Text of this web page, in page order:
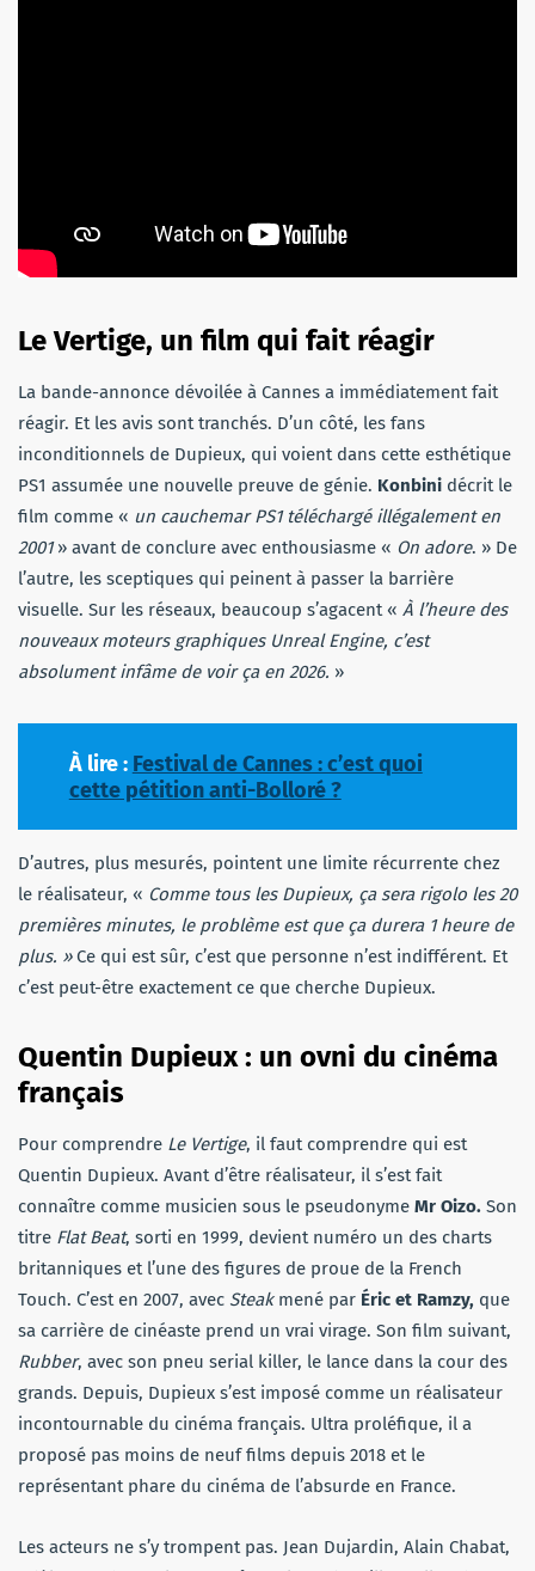
Le Vertige, un film qui fait réagir
La bande-annonce dévoilée à Cannes a immédiatement fait
réagir. Et les avis sont tranchés. D’un côté, les fans
inconditionnels de Dupieux, qui voient dans cette esthétique
PS1 assumée une nouvelle preuve de génie. Konbini décrit le
film comme « un cauchemar PS1 téléchargé illégalement en
2001» avant de conclure avec enthousiasme « On adore. » De
l’autre, les sceptiques qui peinent à passer la barrière
visuelle. Sur les réseaux, beaucoup s’agacent « À l’heure des
nouveaux moteurs graphiques Unreal Engine, c’est
absolument infâme de voir ça en 2026. »
À lire : Festival de Cannes : c’est quoi
cette pétition anti-Bolloré ?
D’autres, plus mesurés, pointent une limite récurrente chez
le réalisateur, « Comme tous les Dupieux, ça sera rigolo les 20
premières minutes, le problème est que ça durera 1 heure de
plus. »Ce qui est sûr, c’est que personne n’est indifférent. Et
c’est peut-être exactement ce que cherche Dupieux.
Quentin Dupieux : un ovni du cinéma
français
Pour comprendre Le Vertige, il faut comprendre qui est
Quentin Dupieux. Avant d’être réalisateur, il s’est fait
connaître comme musicien sous le pseudonyme Mr Oizo. Son
titre Flat Beat, sorti en 1999, devient numéro un des charts
britanniques et l’une des figures de proue de la French
Touch. C’est en 2007, avec Steakmené par Éric et Ramzy, que
sa carrière de cinéaste prend un vrai virage. Son film suivant,
Rubber, avec son pneu serial killer, le lance dans la cour des
grands. Depuis, Dupieux s’est imposé comme un réalisateur
incontournable du cinéma français. Ultra proléfique, il a
proposé pas moins de neuf films depuis 2018 et le
représentant phare du cinéma de l’absurde en France.
Les acteurs ne s’y trompent pas. Jean Dujardin, Alain Chabat,